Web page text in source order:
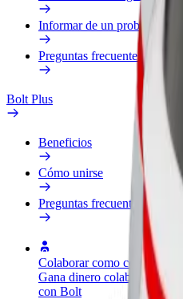
Informar de un problema
Preguntas frecuentes
Bolt Plus
Beneficios
Cómo unirse
Preguntas frecuentes
Colaborar como conductor
Gana dinero colaborando
con Bolt